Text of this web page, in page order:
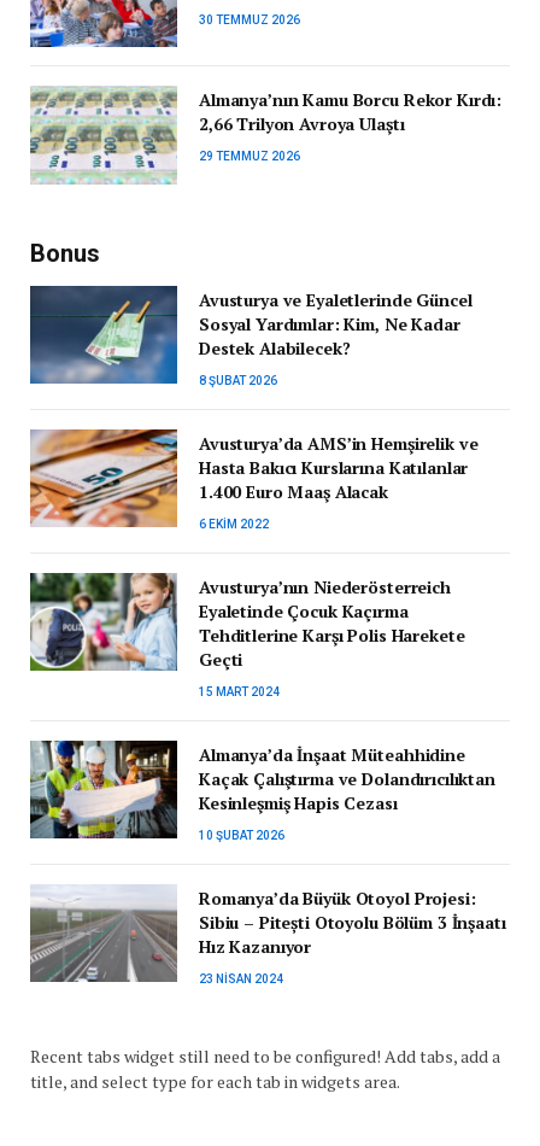
30 TEMMUZ 2026
Almanya’nın Kamu Borcu Rekor Kırdı:
2,66 Trilyon Avroya Ulaştı
29 TEMMUZ 2026
Bonus
Avusturya ve Eyaletlerinde Güncel
Sosyal Yardımlar: Kim, Ne Kadar
Destek Alabilecek?
8 ŞUBAT 2026
Avusturya’da AMS’in Hemşirelik ve
Hasta Bakıcı Kurslarına Katılanlar
1.400 Euro Maaş Alacak
6 EKIM 2022
Avusturya’nın Niederösterreich
Eyaletinde Çocuk Kaçırma
Tehditlerine Karşı Polis Harekete
Geçti
15 MART 2024
Almanya’da İnşaat Müteahhidine
Kaçak Çalıştırma ve Dolandırıcılıktan
Kesinleşmiş Hapis Cezası
10 ŞUBAT 2026
Romanya’da Büyük Otoyol Projesi:
Sibiu – Pitești Otoyolu Bölüm 3 İnşaatı
Hız Kazanıyor
23 NISAN 2024
Recent tabs widget still need to be configured! Add tabs, add a
title, and select type for each tab in widgets area.